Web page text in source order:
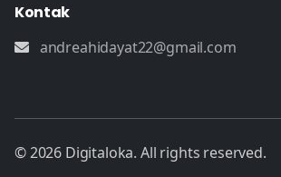
Kontak
andreahidayat22@gmail.com
© 2026 Digitaloka. All rights reserved.